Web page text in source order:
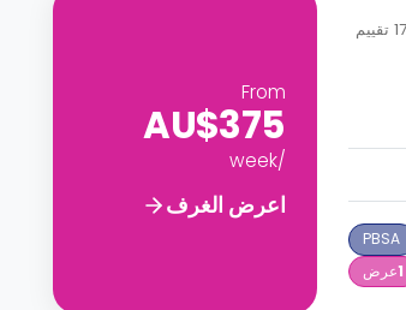
PBSA
1عرض
From
AU$375
/week
اعرض الغرف